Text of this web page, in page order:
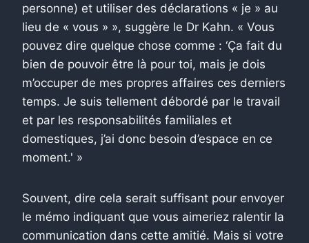
personne) et utiliser des déclarations « je » au
lieu de « vous » », suggère le Dr Kahn. « Vous
pouvez dire quelque chose comme : ‘Ça fait du
bien de pouvoir être là pour toi, mais je dois
m’occuper de mes propres affaires ces derniers
temps. Je suis tellement débordé par le travail
et par les responsabilités familiales et
domestiques, j’ai donc besoin d’espace en ce
moment.' »
Souvent, dire cela serait suffisant pour envoyer
le mémo indiquant que vous aimeriez ralentir la
communication dans cette amitié. Mais si votre